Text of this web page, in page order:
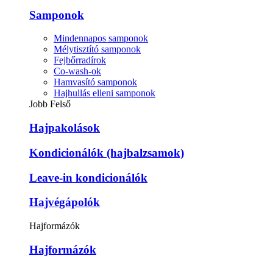
Samponok
Mindennapos samponok
Mélytisztító samponok
Fejbőrradírok
Co-wash-ok
Hamvasító samponok
Hajhullás elleni samponok
Jobb Felső
Hajpakolások
Kondicionálók (hajbalzsamok)
Leave-in kondicionálók
Hajvégápolók
Hajformázók
Hajformázók